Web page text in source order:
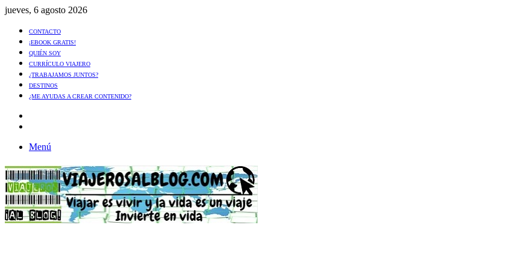
jueves, 6 agosto 2026
CONTACTO
¡EBOOK GRATIS!
QUIÉN SOY
CURRÍCULO VIAJERO
¿TRABAJAMOS JUNTOS?
DESTINOS
¿ME AYUDAS A CREAR CONTENIDO?
Menú